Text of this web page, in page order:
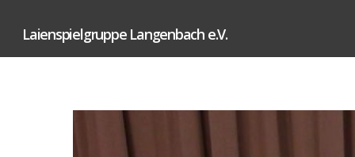
Laienspielgruppe Langenbach e.V.